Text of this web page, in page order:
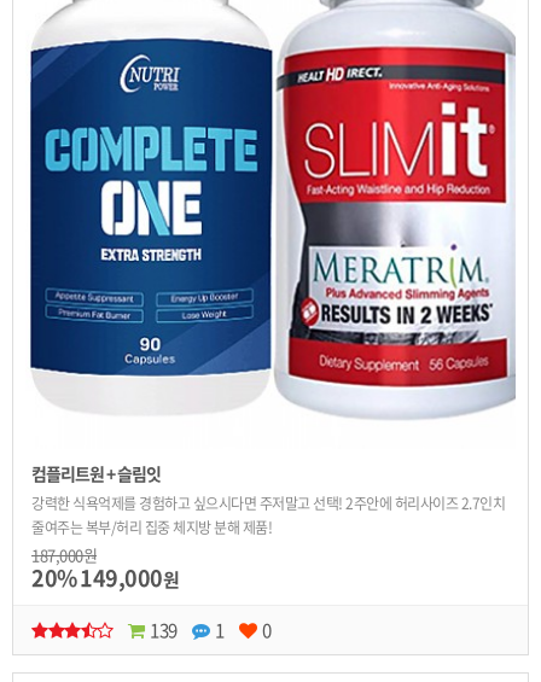
컴플리트원 + 슬림잇
강력한 식욕억제를 경험하고 싶으시다면 주저말고 선택! 2주안에 허리사이즈 2.7인치
줄여주는 복부/허리 집중 체지방 분해 제품!
187,000원
20%149,000원
139
1 0